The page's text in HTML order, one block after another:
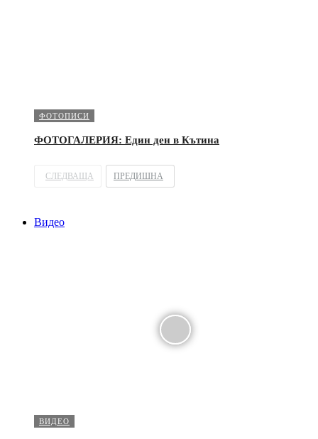
ФОТОПИСИ
ФОТОГАЛЕРИЯ: Един ден в Кътина
СЛЕДВАЩА ПРЕДИШНА
Видео
ВИДЕО